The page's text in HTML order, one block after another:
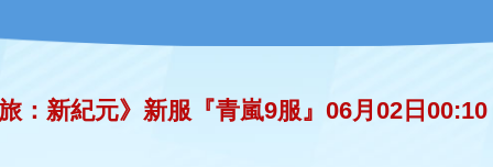
：新紀元》新服『青嵐9服』06月02日